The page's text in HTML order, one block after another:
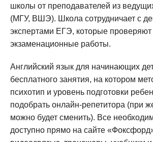
школы от преподавателей из
(МГУ, ВШЭ). Школа сотрудничает с
экспертами ЕГЭ, которые
экзаменационные работы.
Английский язык для начинающих
бесплатного занятия, на котором
психотип и уровень подготовки
подобрать онлайн-репетитора (при
можно будет сменить). Все
доступно прямо на сайте